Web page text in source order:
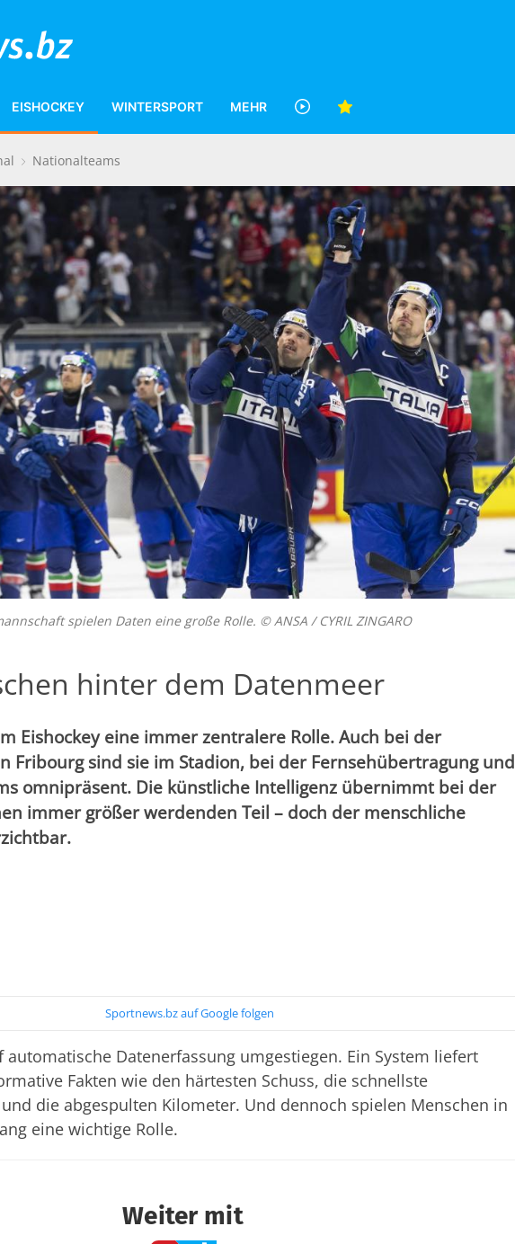
EISHOCKEY WINTERSPORT MEHR
Nationalteams
spielen Daten eine große Rolle. © ANSA / CYRIL ZINGARO
hinter dem Datenmeer
Eishockey eine immer zentralere Rolle. Auch bei der
Fribourg sind sie im Stadion, bei der Fernsehübertragung und
omnipräsent. Die künstliche Intelligenz übernimmt bei der
immer größer werdenden Teil – doch der menschliche
Sportnews.bz auf Google folgen
automatische Datenerfassung umgestiegen. Ein System liefert
Fakten wie den härtesten Schuss, die schnellste
die abgespulten Kilometer. Und dennoch spielen Menschen in
eine wichtige Rolle.